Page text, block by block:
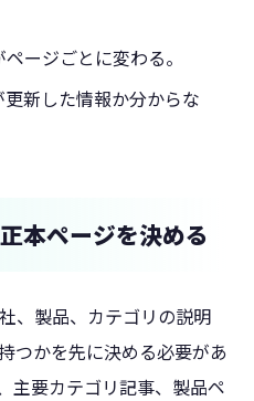
ージごとに変わる。
新した情報か分からな
本ページを決める
、製品、カテゴリの説明
つかを先に決める必要があ
主要カテゴリ記事、製品ペ